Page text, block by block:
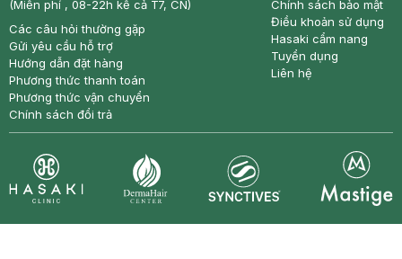
(Miễn phí , 08-22h kể cả T7, CN)
Các câu hỏi thường gặp
Gửi yêu cầu hỗ trợ
Hướng dẫn đặt hàng
Phương thức thanh toán
Phương thức vận chuyển
Chính sách đổi trả
Chính sách bảo mật
Điều khoản sử dụng
Hasaki cẩm nang
Tuyển dụng
Liên hệ